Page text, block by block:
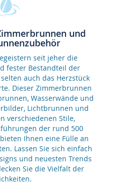
und
seit jeher die
fester Bestandteil der
auch das Herzstück
Dieser Zimmerbrunnen
Wasserwände und
Lichtbrunnen und
verschiedenen Stile,
der rund 500
Ihnen eine Fülle an
Lassen Sie sich einfach
und neuesten Trends
Sie die Vielfalt der